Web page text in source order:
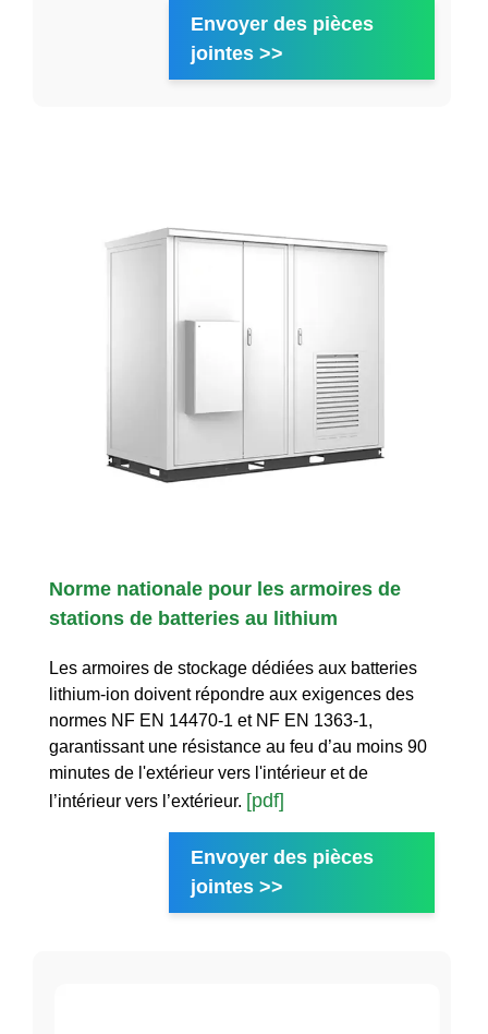
Envoyer des pièces
jointes >>
Norme nationale pour les armoires de
stations de batteries au lithium
Les armoires de stockage dédiées aux batteries
lithium-ion doivent répondre aux exigences des
normes NF EN 14470-1 et NF EN 1363-1,
garantissant une résistance au feu d’au moins 90
minutes de l'extérieur vers l'intérieur et de
l’intérieur vers l’extérieur. [pdf]
Envoyer des pièces
jointes >>